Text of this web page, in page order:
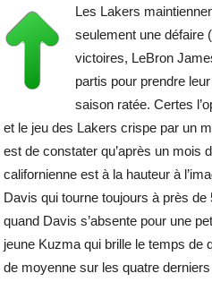
Les Lakers
seulement une défaire
victoires, LeBron
partis pour prendre
saison ratée. Certes
et le jeu des Lakers crispe par un
est de constater qu’après un mois
californienne est à la hauteur à
Davis qui tourne toujours à près
quand Davis s’absente pour une
jeune Kuzma qui brille le temps de
de moyenne sur les quatre